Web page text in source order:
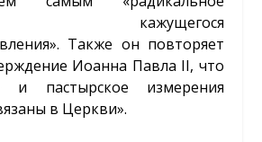
кажущегося
Также он повторяет
Иоанна Павла II, что
и пастырское измерения
в Церкви».